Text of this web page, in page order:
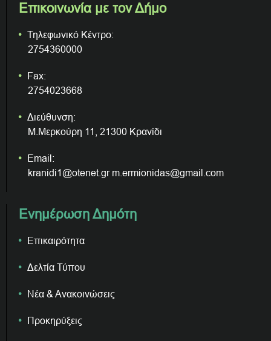
Επικοινωνία με τον Δήμο
Τηλεφωνικό Κέντρο:
2754360000
Fax:
2754023668
Διεύθυνση:
Μ.Μερκούρη 11, 21300 Κρανίδι
Email:
kranidi1@otenet.gr m.ermionidas@gmail.com
Ενημέρωση Δημότη
Επικαιρότητα
Δελτία Τύπου
Νέα & Ανακοινώσεις
Προκηρύξεις